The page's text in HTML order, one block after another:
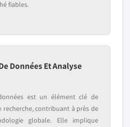
fiables.
Données Et Analyse
est un élément clé de
recherche, contribuant à près de
globale. Elle implique